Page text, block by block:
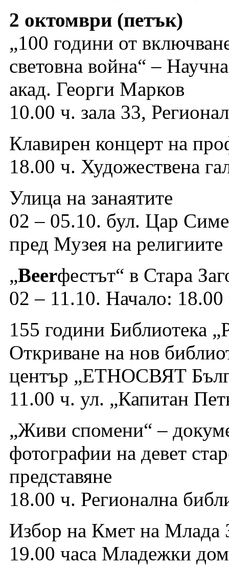
2 октомври (петък)
„100 години от
световна война“ –
акад. Георги Марков
10.00 ч. зала 33,
Клавирен концерт на
18.00 ч. Художествена
Улица на занаятите
02 – 05.10. бул. Цар
пред Музея на религиите
„Beerфестът“ в Стара
02 – 11.10. Начало:
155 години Библиотека
Откриване на нов
център „ЕТНОСВЯТ
11.00 ч. ул. „Капитан
„Живи спомени“ –
фотографии на девет
представяне
18.00 ч. Регионална
Избор на Кмет на Млада
19.00 часа Младежки дом